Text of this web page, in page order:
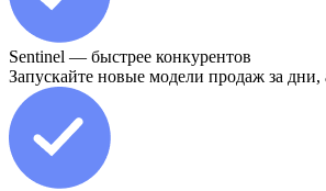
Sentinel — быстрее конкурентов
Запускайте новые модели продаж за дни,